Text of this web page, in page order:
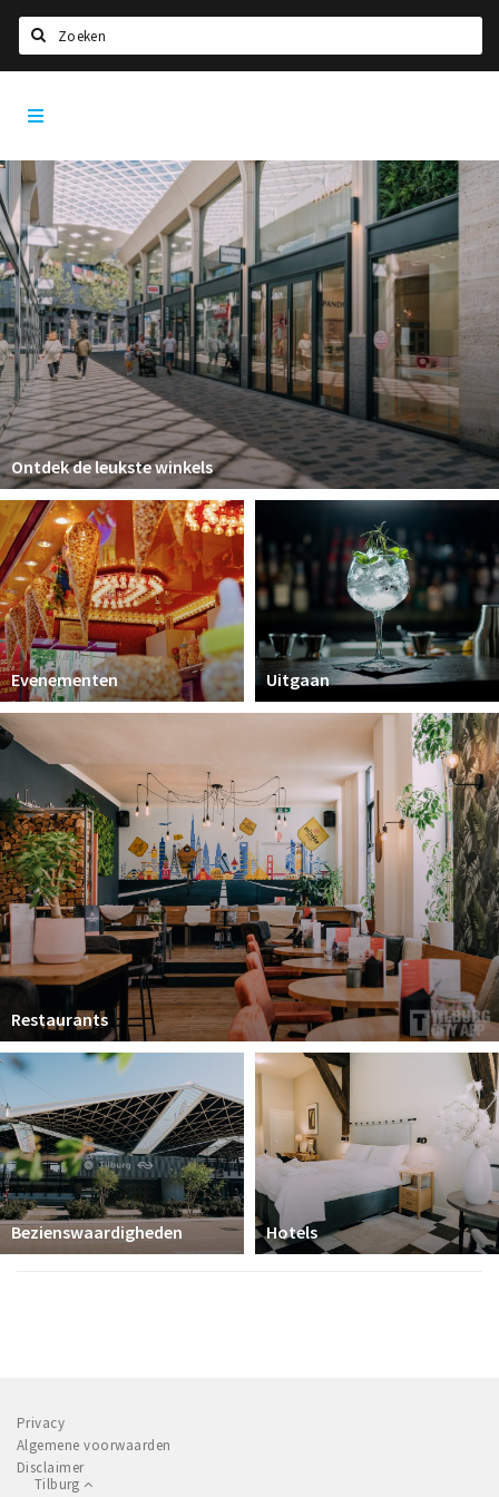
Home
Agenda
Deals
Nieuws, interviews & blogs
Eten
Drinken
Slapen
Recreatief
Winkels
Winkelgebieden
Parkeren
Bezienswaardigheden
Musea, theaters & podia
Uitjes & activiteiten
Natuurgebieden
Andere City Apps
Inloggen
Ontdek de leukste winkels
Evenementen Uitgaan
Restaurants
Bezienswaardigheden Hotels
Privacy
Algemene voorwaarden
Disclaimer
Tilburg